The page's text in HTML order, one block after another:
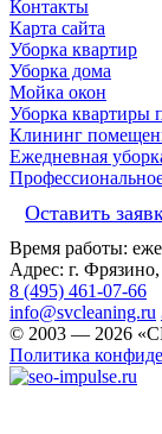
Контакты
Карта сайта
Уборка квартир
Уборка дома
Мойка окон
Уборка квартиры
Клининг
Ежедневная
Оставить
Время работы:
Адрес: г.
8 (495) 461-07-66
info@svcleaning.ru
© 2003 — 2026
Политика